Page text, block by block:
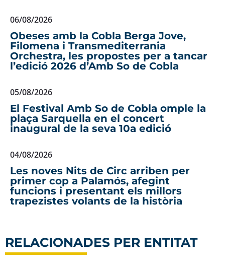
06/08/2026
Obeses amb la Cobla Berga Jove,
Filomena i Transmediterrania
Orchestra, les propostes per a tancar
l’edició 2026 d’Amb So de Cobla
05/08/2026
El Festival Amb So de Cobla omple la
plaça Sarquella en el concert
inaugural de la seva 10a edició
04/08/2026
Les noves Nits de Circ arriben per
primer cop a Palamós, afegint
funcions i presentant els millors
trapezistes volants de la història
RELACIONADES PER ENTITAT